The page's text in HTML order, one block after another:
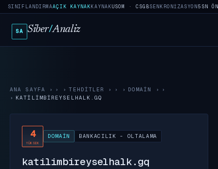
SINIFLANDIRMAAÇIK KAYNAKKAYNAKUSOM · CSGBSENKRONIZASYON5SN
SA Siber/Analiz
ANA SAYFA › TEHDITLER › DOMAIN
›
KATILIMBIREYSELHALK.GQ
4
YÜKSEK
DOMAIN BANKACILIK - OLTALAMA
katilimbireyselhalk.gq